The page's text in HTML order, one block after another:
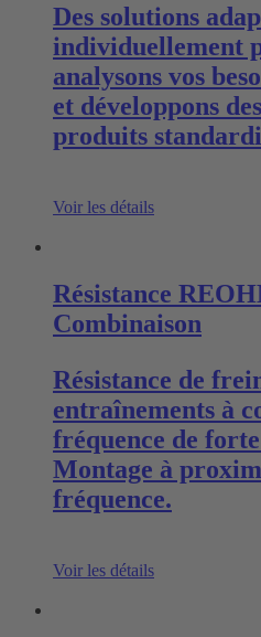
Des solutions
individuellement
analysons vos
et développons
produits
Voir les détails
Résistance
Combinaison
Résistance de
entraînements à
fréquence de
Montage à
fréquence.
Voir les détails